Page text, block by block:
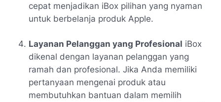
cepat menjadikan iBox pilihan yang nyaman
untuk berbelanja produk Apple.
Layanan Pelanggan yang Profesional iBox
dikenal dengan layanan pelanggan yang
ramah dan profesional. Jika Anda memiliki
pertanyaan mengenai produk atau
membutuhkan bantuan dalam memilih